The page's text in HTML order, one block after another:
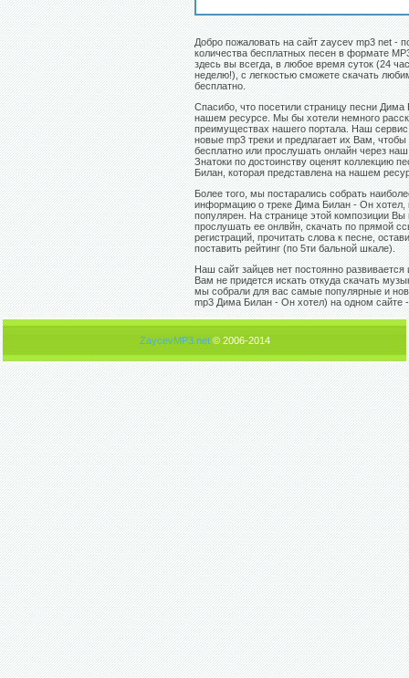
Добро пожаловать на сайт zaycev mp3 net -
количества бесплатных песен в формате
здесь вы всегда, в любое время суток (24
неделю!), с легкостью сможете скачать
бесплатно.
Спасибо, что посетили страницу песни
нашем ресурсе. Мы бы хотели немного
преимуществах нашего портала. Наш
новые mp3 треки и предлагает их Вам,
бесплатно или прослушать онлайн через
Знатоки по достоинству оценят коллекцию
Билан, которая представлена на нашем
Более того, мы постарались собрать
информацию о треке Дима Билан - Он хотел,
популярен. На странице этой композиции
прослушать ее онлвйн, скачать по прямой
регистраций, прочитать слова к песне,
поставить рейтинг (по 5ти бальной шкале).
Наш сайт зайцев нет постоянно
Вам не придется искать откуда скачать
мы собрали для вас самые популярные и
mp3 Дима Билан - Он хотел) на одном сайте
ZaycevMP3.net © 2006-2014